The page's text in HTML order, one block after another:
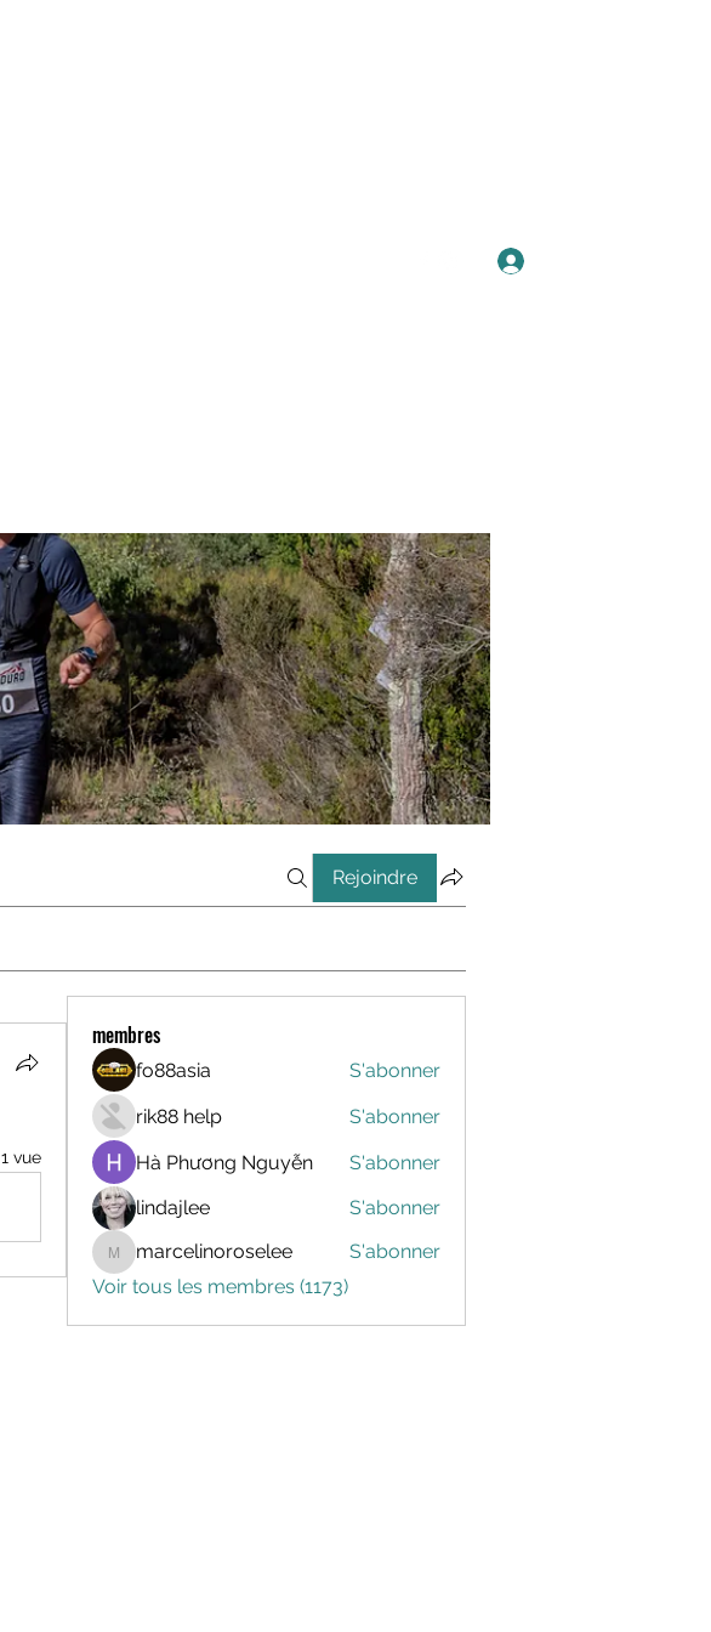
Rejoindre
1 vue
membres
fo88asia
S'abonner
rik88 help
S'abonner
Hà Phương Nguyễn
S'abonner
lindajlee
S'abonner
marcelinoroselee
marcelinoroselee
S'abonner
Voir tous les membres (1173)